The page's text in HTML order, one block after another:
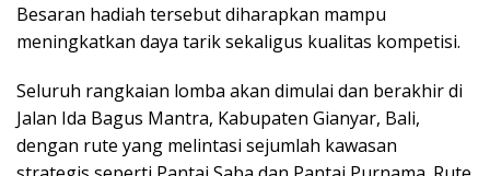
Besaran hadiah tersebut diharapkan mampu
meningkatkan daya tarik sekaligus kualitas kompetisi.
Seluruh rangkaian lomba akan dimulai dan berakhir di
Jalan Ida Bagus Mantra, Kabupaten Gianyar, Bali,
dengan rute yang melintasi sejumlah kawasan